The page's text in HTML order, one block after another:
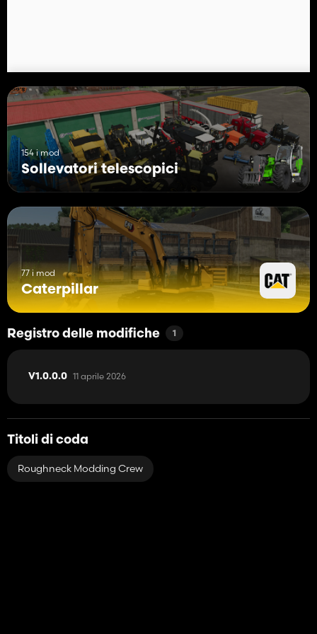
154 i mod
Sollevatori telescopici
77 i mod
Caterpillar
Registro delle modifiche 1
V1.0.0.0 11 aprile 2026
Titoli di coda
Roughneck Modding Crew